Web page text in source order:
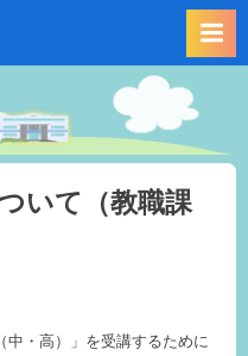
いて（教職課
・高）」を受講するために